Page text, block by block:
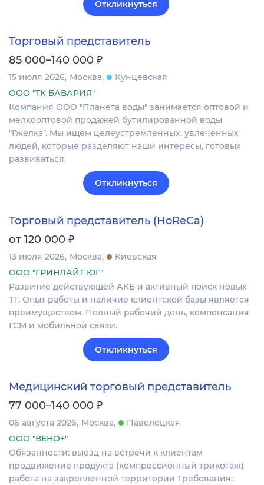
Откликнуться
Торговый представитель
85 000–140 000 ₽
15 июля 2026 Москва
Кунцевская
ООО "ТК БАВАРИЯ"
Компания ООО "Планета воды" занимается оптовой и
мелкооптовой продажей бутилированной воды
"Гжелка". Мы ищем целеустремленных, увлеченных
людей, которые разделяют наши интересы, готовых
развиваться.
Откликнуться
Торговый представитель (HoReCa)
от 120 000 ₽
13 июля 2026 Москва
Киевская
ООО "ГРИНЛАЙТ ЮГ"
Развитие действующей АКБ и активный поиск новых
ТТ. Опыт работы и наличие клиентской базы является
преимуществом. Полный рабочий день, компенсация
ГСМ и мобильной связи.
Откликнуться
Медицинский торговый представитель
77 000–140 000 ₽
06 августа 2026 Москва
Павелецкая
ООО "ВЕНО+"
Обязанности: выезд на встречи к клиентам
продвижение продукта (компрессионный трикотаж)
работа на закрепленной территории Требования: